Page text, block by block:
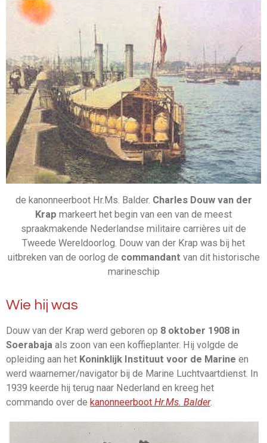
de kanonneerboot Hr.Ms. Balder. Charles Douw van der
Krap markeert het begin van een van de meest
spraakmakende Nederlandse militaire carrières uit de
Tweede Wereldoorlog. Douw van der Krap was bij het
uitbreken van de oorlog de commandant van dit historische
marineschip
Wie hij was
Douw van der Krap werd geboren op 8 oktober 1908 in
Soerabaja als zoon van een koffieplanter. Hij volgde de
opleiding aan het Koninklijk Instituut voor de Marine en
werd waarnemer/navigator bij de Marine Luchtvaartdienst. In
1939 keerde hij terug naar Nederland en kreeg het
commando over de kanonneerboot Hr.Ms. Balder.